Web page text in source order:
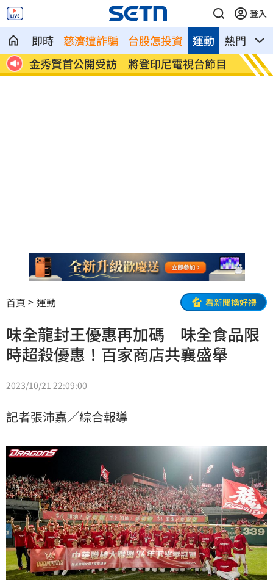
登入
即時 慈濟遭詐騙 台股怎投資 熱門 影
運動
金秀賢首公開受訪 將登印尼電視台節目 澎湖
首頁 運動 看新聞換好禮
味全龍封王優惠再加碼 味全食品限
時超殺優惠！百家商店共襄盛舉
2023/10/21 22:09:00
記者張沛嘉／綜合報導